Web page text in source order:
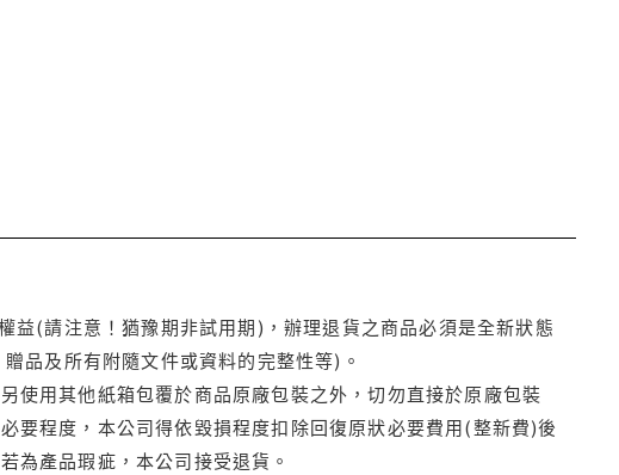
(請注意！猶豫期非試用期)，辦理退貨之商品必須是全新狀態
品及所有附隨文件或資料的完整性等)。
使用其他紙箱包覆於商品原廠包裝之外，切勿直接於原廠包裝
要程度，本公司得依毀損程度扣除回復原狀必要費用(整新費)後
為產品瑕疵，本公司接受退貨。